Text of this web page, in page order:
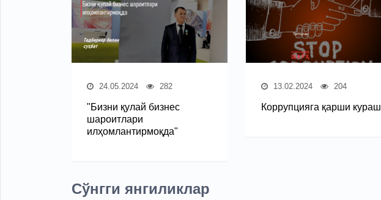
24.05.2024 282
"Бизни қулай бизнес
шароитлари
илҳомлантирмоқда"
13.02.2024 204
Коррупцияга қарши кураш
Сўнгги янгиликлар